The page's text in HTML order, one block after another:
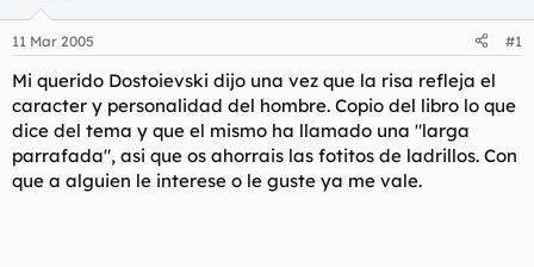
a
d
o
e
l
t
e
i
n
c
o
11 Mar 2005 #1
Mi querido Dostoievski dijo una vez que la risa refleja el
caracter y personalidad del hombre. Copio del libro lo que
dice del tema y que el mismo ha llamado una "larga
parrafada", asi que os ahorrais las fotitos de ladrillos. Con
que a alguien le interese o le guste ya me vale.